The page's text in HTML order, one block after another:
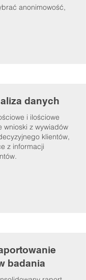
anonimowość,
danych
i ilościowe
wnioski z wywiadów
klientów,
z informacji
badania